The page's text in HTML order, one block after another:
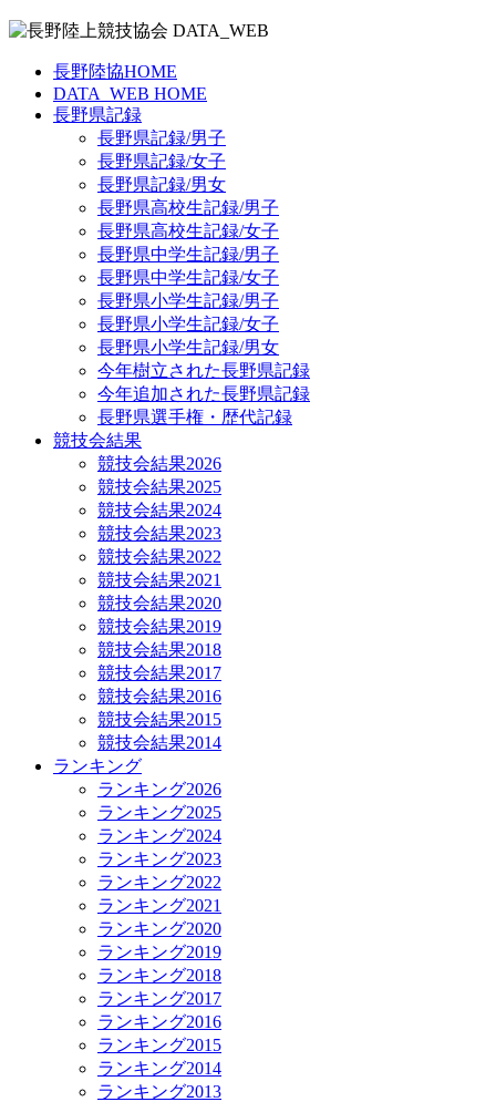
長野陸協HOME
DATA_WEB HOME
長野県記録
長野県記録/男子
長野県記録/女子
長野県記録/男女
長野県高校生記録/男子
長野県高校生記録/女子
長野県中学生記録/男子
長野県中学生記録/女子
長野県小学生記録/男子
長野県小学生記録/女子
長野県小学生記録/男女
今年樹立された長野県記録
今年追加された長野県記録
長野県選手権・歴代記録
競技会結果
競技会結果2026
競技会結果2025
競技会結果2024
競技会結果2023
競技会結果2022
競技会結果2021
競技会結果2020
競技会結果2019
競技会結果2018
競技会結果2017
競技会結果2016
競技会結果2015
競技会結果2014
ランキング
ランキング2026
ランキング2025
ランキング2024
ランキング2023
ランキング2022
ランキング2021
ランキング2020
ランキング2019
ランキング2018
ランキング2017
ランキング2016
ランキング2015
ランキング2014
ランキング2013